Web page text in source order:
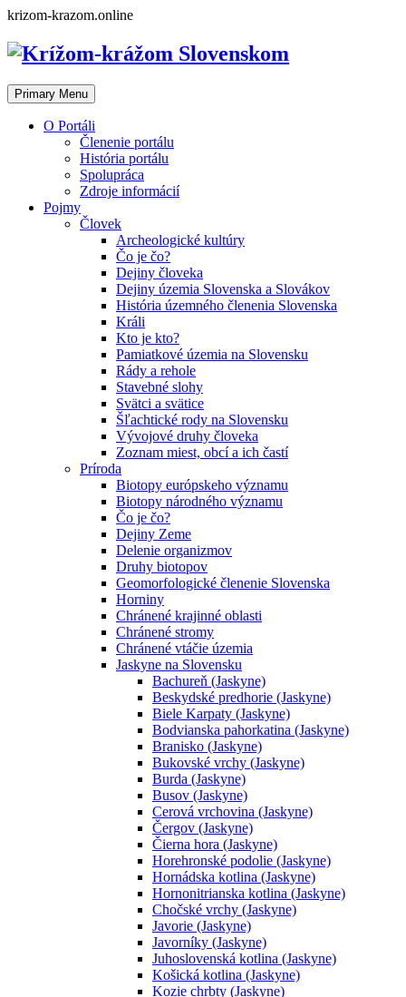
Skip
content
krizom-krazom.online
Primary Menu
O Portáli
Členenie portálu
História portálu
Spolupráca
Zdroje informácií
Pojmy
Človek
Archeologické kultúry
Čo je čo?
Dejiny človeka
Dejiny územia Slovenska a Slovákov
História územného členenia Slovenska
Králi
Kto je kto?
Pamiatkové územia na Slovensku
Rády a rehole
Stavebné slohy
Svätci a svätice
Šľachtické rody na Slovensku
Vývojové druhy človeka
Zoznam miest, obcí a ich častí
Príroda
Biotopy európskeho významu
Biotopy národného významu
Čo je čo?
Dejiny Zeme
Delenie organizmov
Druhy biotopov
Geomorfologické členenie Slovenska
Horniny
Chránené krajinné oblasti
Chránené stromy
Chránené vtáčie územia
Jaskyne na Slovensku
Bachureň (Jaskyne)
Beskydské predhorie (Jaskyne)
Biele Karpaty (Jaskyne)
Bodvianska pahorkatina (Jaskyne)
Branisko (Jaskyne)
Bukovské vrchy (Jaskyne)
Burda (Jaskyne)
Busov (Jaskyne)
Cerová vrchovina (Jaskyne)
Čergov (Jaskyne)
Čierna hora (Jaskyne)
Horehronské podolie (Jaskyne)
Hornádska kotlina (Jaskyne)
Hornonitrianska kotlina (Jaskyne)
Chočské vrchy (Jaskyne)
Javorie (Jaskyne)
Javorníky (Jaskyne)
Juhoslovenská kotlina (Jaskyne)
Košická kotlina (Jaskyne)
Kozie chrbty (Jaskyne)